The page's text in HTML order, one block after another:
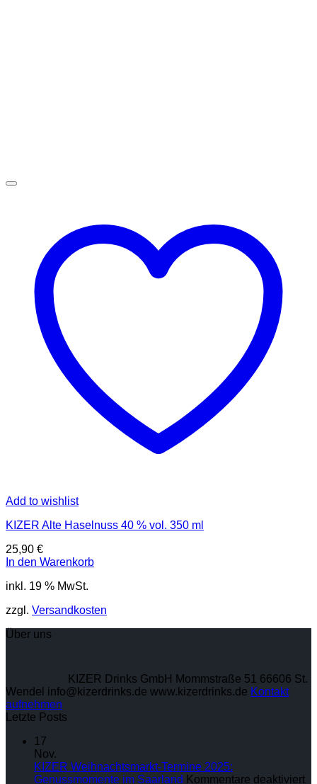
Add to wishlist
KIZER Alte Haselnuss 40 % vol. 350 ml
25,90 €
In den Warenkorb
inkl. 19 % MwSt.
zzgl. Versandkosten
Über uns
KIZER Drinks GmbH Mommstraße 51 66606 St.
Wendel info@kizerdrinks.de www.kizerdrinks.de Kontakt
aufnehmen
Letzte Posts
17
Nov.
KIZER Weihnachtsmarkt-Termine 2025:
Genussmomente im Saarland Kommentare deaktiviertfür